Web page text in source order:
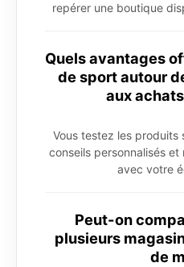
repérer une boutique
Quels avantages
de sport autour
aux
Vous testez les
conseils personnalisés
avec votre
Peut-on
plusieurs
de